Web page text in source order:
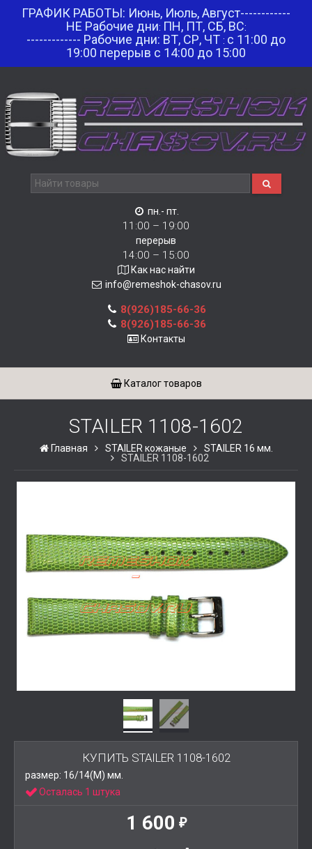
ГРАФИК РАБОТЫ: Июнь, Июль, Август------------
НЕ Рабочие дни: ПН, ПТ, СБ, ВС:
------------- Рабочие дни: ВТ, СР, ЧТ : с 11:00 до
19:00 перерыв с 14:00 до 15:00
пн.- пт.
11:00 – 19:00
перерыв
14:00 – 15:00
Как нас найти
info@remeshok-chasov.ru
8(926)185-66-36
8(926)185-66-36
Контакты
Каталог товаров
STAILER 1108-1602
Главная STAILER кожаные
STAILER 16 мм.
STAILER 1108-1602
КУПИТЬ STAILER 1108-1602
размер: 16/14(M) мм.
Осталась 1 штука
1 600 ₽